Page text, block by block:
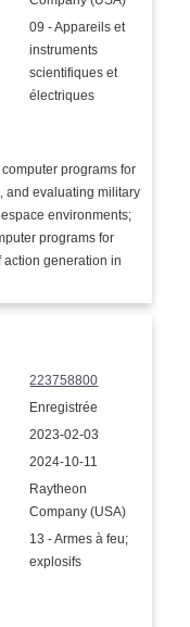
09 - Appareils et
instruments
scientifiques et
électriques
programs for
and evaluating military
environments;
programs for
generation in
223758800
Enregistrée
2023-02-03
2024-10-11
Raytheon
Company (USA)
13 - Armes à feu;
explosifs